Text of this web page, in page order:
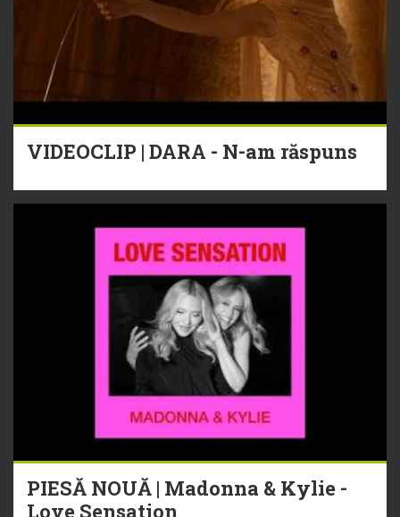
VIDEOCLIP | DARA - N-am răspuns
PIESĂ NOUĂ | Madonna & Kylie -
Love Sensation